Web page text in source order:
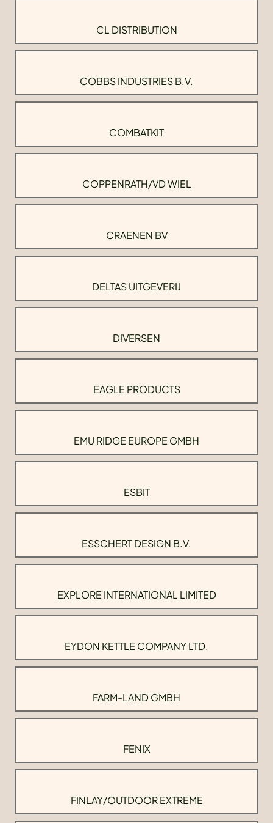
CL DISTRIBUTION
COBBS INDUSTRIES B.V.
COMBATKIT
COPPENRATH/VD WIEL
CRAENEN BV
DELTAS UITGEVERIJ
DIVERSEN
EAGLE PRODUCTS
EMU RIDGE EUROPE GMBH
ESBIT
ESSCHERT DESIGN B.V.
EXPLORE INTERNATIONAL LIMITED
EYDON KETTLE COMPANY LTD.
FARM-LAND GMBH
FENIX
FINLAY/OUTDOOR EXTREME